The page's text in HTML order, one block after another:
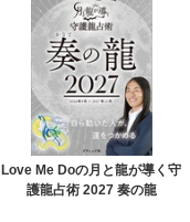
Love Me Doの月と龍が導く守
護龍占術 2027 奏の龍